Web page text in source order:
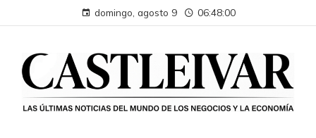
domingo, agosto 9 06:48:01